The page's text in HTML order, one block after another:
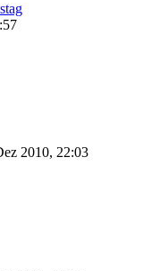
2010, 22:03